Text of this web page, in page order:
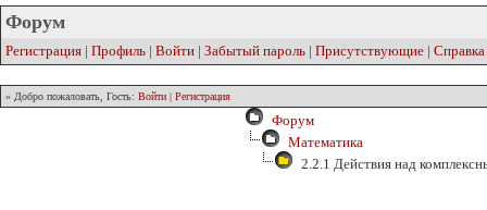
Форум
Регистрация | Профиль | Войти | Забытый пароль | Присутствующие | Справка
» Добро пожаловать, Гость: Войти | Регистрация
Форум
Математика
2.2.1 Действия над